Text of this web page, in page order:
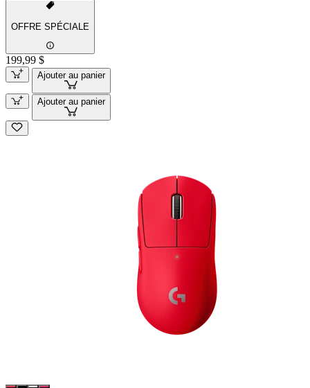
OFFRE SPÉCIALE
199,99 $
Ajouter au panier
Ajouter au panier